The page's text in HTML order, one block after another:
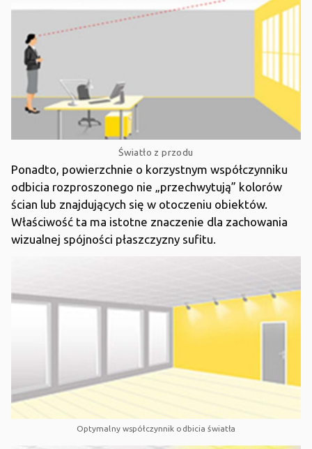
Światło z przodu
Ponadto, powierzchnie o korzystnym współczynniku
odbicia rozproszonego nie „przechwytują” kolorów
ścian lub znajdujących się w otoczeniu obiektów.
Właściwość ta ma istotne znaczenie dla zachowania
wizualnej spójności płaszczyzny sufitu.
Optymalny współczynnik odbicia światła